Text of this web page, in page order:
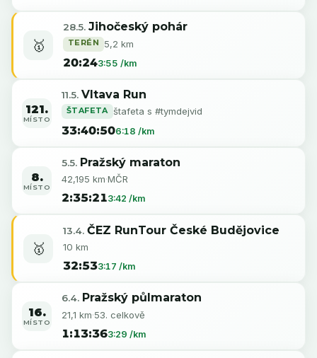
🥇
28.5. Jihočeský pohár
TERÉN 5,2 km
20:243:55 /km
121.
MÍSTO
11.5. Vltava Run
ŠTAFETA štafeta s #tymdejvid
33:40:506:18 /km
8.
MÍSTO
5.5. Pražský maraton
42,195 km·MČR
2:35:213:42 /km
🥇
13.4. ČEZ RunTour České Budějovice
10 km
32:533:17 /km
16.
MÍSTO
6.4. Pražský půlmaraton
21,1 km·53. celkově
1:13:363:29 /km